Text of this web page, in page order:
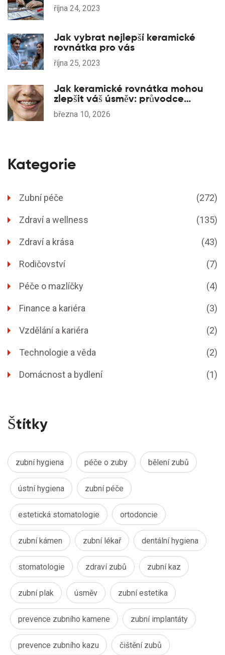
října 24, 2023
Jak vybrat nejlepší keramické
rovnátka pro vás
října 25, 2023
Jak keramické rovnátka mohou
zlepšit váš úsměv: průvodce
výhodami a průběhem léčby
března 10, 2026
Kategorie
Zubní péče (272)
Zdraví a wellness (135)
Zdraví a krása (43)
Rodičovství (7)
Péče o mazlíčky (4)
Finance a kariéra (3)
Vzdělání a kariéra (2)
Technologie a věda (2)
Domácnost a bydlení (1)
Štítky
zubní hygiena péče o zuby bělení zubů
ústní hygiena zubní péče
estetická stomatologie ortodoncie
zubní kámen zubní lékař dentální hygiena
stomatologie zdraví zubů zubní kaz
zubní plak úsměv zubní estetika
prevence zubního kamene zubní implantáty
prevence zubního kazu čištění zubů